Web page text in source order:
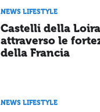
NEWS LIFESTYLE
Castelli della
attraverso le
della Francia
NEWS LIFESTYLE